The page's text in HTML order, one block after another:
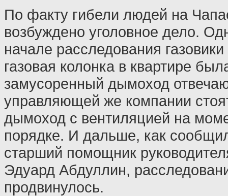
По факту гибели людей на
возбуждено уголовное дело.
начале расследования
газовая колонка в квартире
замусоренный дымоход
управляющей же компании
дымоход с вентиляцией на
порядке. И дальше, как
старший помощник
Эдуард Абдуллин,
продвинулось.